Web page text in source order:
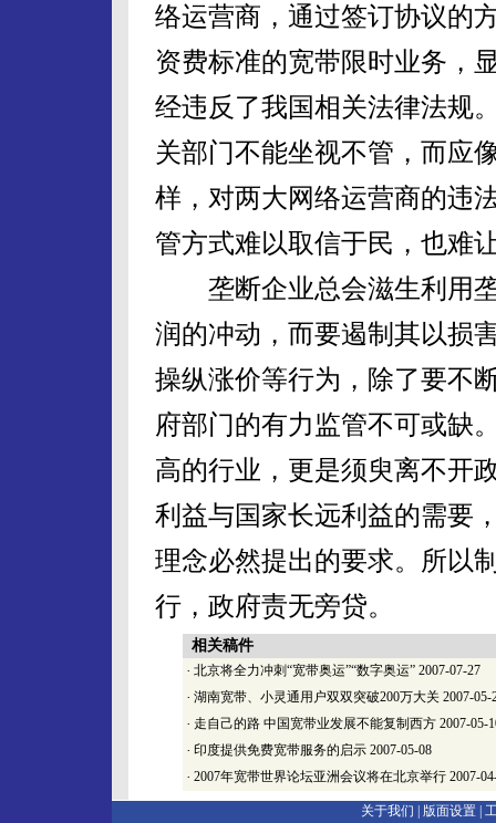
络运营商，通过签订协议的
资费标准的宽带限时业务，
经违反了我国相关法律法规
关部门不能坐视不管，而应
样，对两大网络运营商的违
管方式难以取信于民，也难
垄断企业总会滋生利用垄
润的冲动，而要遏制其以损
操纵涨价等行为，除了要不
府部门的有力监管不可或缺
高的行业，更是须臾离不开
利益与国家长远利益的需要
理念必然提出的要求。所以
行，政府责无旁贷。
相关稿件
· 北京将全力冲刺“宽带奥运”“数字奥运” 2007-07-27
· 湖南宽带、小灵通用户双双突破200万大关 2007-05-
· 走自己的路 中国宽带业发展不能复制西方 2007-05-
· 印度提供免费宽带服务的启示 2007-05-08
· 2007年宽带世界论坛亚洲会议将在北京举行 2007-
关于我们 | 版面设置